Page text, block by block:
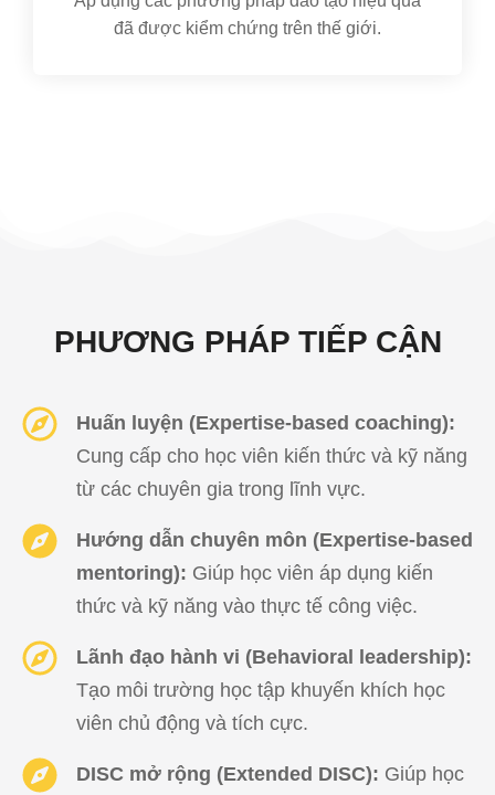
đã được kiểm chứng trên thế giới.
PHƯƠNG PHÁP TIẾP CẬN
Huấn luyện (Expertise-based coaching):
Cung cấp cho học viên kiến thức và kỹ năng
từ các chuyên gia trong lĩnh vực.
Hướng dẫn chuyên môn (Expertise-based
mentoring): Giúp học viên áp dụng kiến
thức và kỹ năng vào thực tế công việc.
Lãnh đạo hành vi (Behavioral leadership):
Tạo môi trường học tập khuyến khích học
viên chủ động và tích cực.
DISC mở rộng (Extended DISC): Giúp học